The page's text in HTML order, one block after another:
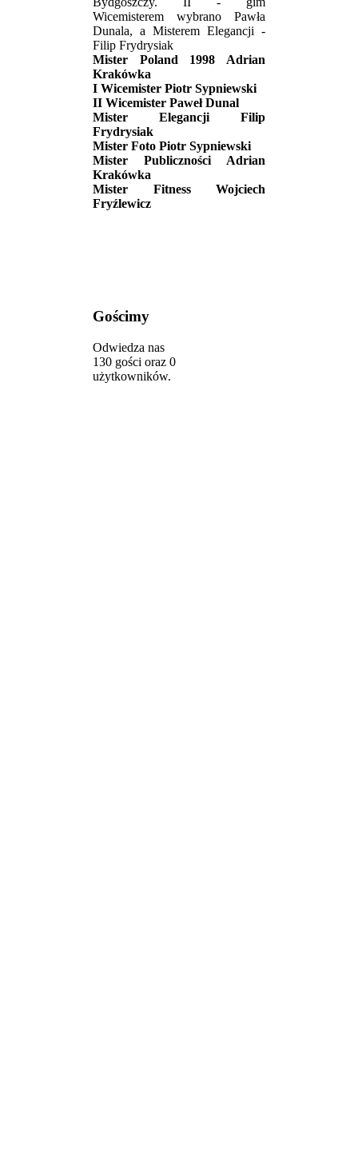
Wicemisterem wybrano Pawła
Dunala, a Misterem Elegancji -
Filip Frydrysiak
Mister Poland 1998 Adrian
Krakówka
I Wicemister Piotr Sypniewski
II Wicemister Paweł Dunal
Mister Elegancji Filip
Frydrysiak
Mister Foto Piotr Sypniewski
Mister Publiczności Adrian
Krakówka
Mister Fitness Wojciech
Fryźlewicz
Gościmy
Odwiedza nas
130 gości oraz 0
użytkowników.